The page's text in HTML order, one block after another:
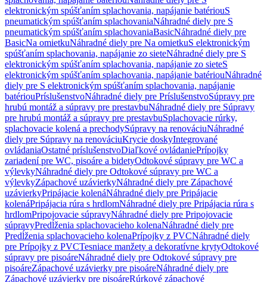
elektronickým spúšťaním splachovania, napájanie batériouS
pneumatickým spúšťaním splachovaniaNáhradné diely pre S
pneumatickým spúšťaním splachovaniaBasicNáhradné diely pre
BasicNa omietkuNáhradné diely pre Na omietkuS elektronickým
spúšťaním splachovania, napájanie zo sieteNáhradné diely pre S
elektronickým spúšťaním splachovania, napájanie zo sieteS
elektronickým spúšťaním splachovania, napájanie batériouNáhradné
diely pre S elektronickým spúšťaním splachovania, napájanie
batériouPríslušenstvoNáhradné diely pre PríslušenstvoSúpravy pre
hrubú montáž a súpravy pre prestavbuNáhradné diely pre Súpravy
pre hrubú montáž a súpravy pre prestavbuSplachovacie rúrky,
splachovacie kolená a prechodySúpravy na renováciuNáhradné
diely pre Súpravy na renováciuKrycie doskyIntegrované
ovládaniaOstatné príslušenstvoDiaľkové ovládaniePrípojky
zariadení pre WC, pisoáre a bidetyOdtokové súpravy pre WC a
výlevkyNáhradné diely pre Odtokové súpravy pre WC a
výlevkyZápachové uzávierkyNáhradné diely pre Zápachové
uzávierkyPripájacie kolenáNáhradné diely pre Pripájacie
kolenáPripájacia rúra s hrdlomNáhradné diely pre Pripájacia rúra s
hrdlomPripojovacie súpravyNáhradné diely pre Pripojovacie
súpravyPredĺženia splachovacieho kolenaNáhradné diely pre
Predĺženia splachovacieho kolenaPrípojky z PVCNáhradné diely
pre Prípojky z PVCTesniace manžety a dekoratívne krytyOdtokové
súpravy pre pisoáreNáhradné diely pre Odtokové súpravy pre
pisoáreZápachové uzávierky pre pisoáreNáhradné diely pre
Zápachové uzávierky pre pisoáreRúrkové zápachové